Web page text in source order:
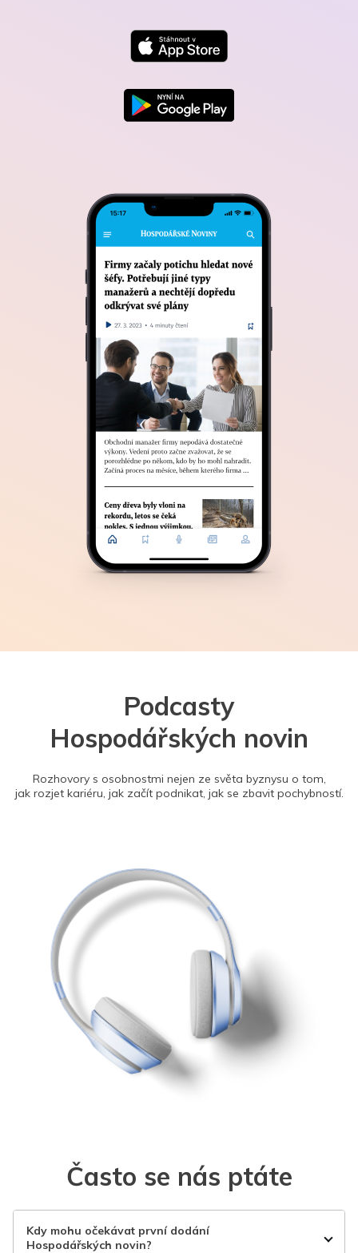
Podcasty
Hospodářských novin
Rozhovory s osobnostmi nejen ze světa byznysu o tom,
jak rozjet kariéru, jak začít podnikat, jak se zbavit pochybností.
Často se nás ptáte
Kdy mohu očekávat první dodání
Hospodářských novin?